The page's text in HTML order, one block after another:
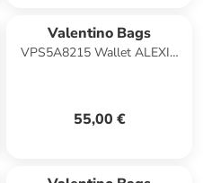
Valentino Bags
VPS5A8215 Wallet ALEXIA
55,00 €